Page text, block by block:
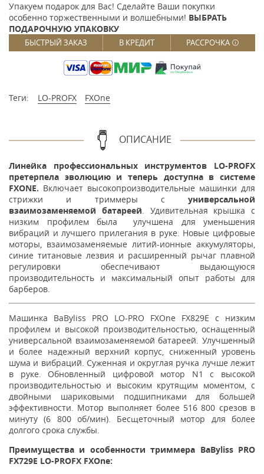
Упакуем подарок для Вас! Сделайте Ваши покупки
особенно торжественными и волшебными! ВЫБРАТЬ
ПОДАРОЧНУЮ УПАКОВКУ
БЫСТРЫЙ ЗАКАЗ В КРЕДИТ РАССРОЧКА
Теги: LO-PROFX FXOne
ОПИСАНИЕ
Линейка профессиональных инструментов LO-PROFX
претерпела эволюцию и теперь доступна в системе
FXONE. Включает высокопроизводительные машинки для
стрижки и триммеры с универсальной
взаимозаменяемой батареей. Удивительная крышка с
низким профилем была улучшена для уменьшения
вибраций и лучшего прилегания в руке. Новые цифровые
моторы, взаимозаменяемые литий-ионные аккумуляторы,
синие титановые лезвия и расширенный рычаг плавной
регулировки обеспечивают выдающуюся
производительность и максимальный опыт работы для
барберов.
Машинка BaByliss PRO LO-PRO FXOne FX829E с низким
профилем и высокой производительностью, оснащенный
универсальной взаимозаменяемой батареей. Улучшенный
и более надежный верхний корпус, сниженный уровень
шума и вибраций. Суженная и округлая ручка лучше лежит
в руке. Обновленный цифровой мотор N1 с высокой
производительностью и высоким крутящим моментом, с
двойными шариковыми подшипниками для большей
эффективности. Мотор выполняет более 516 800 срезов в
минуту (6 800 об/мин). Бесщеточный мотор для более
долгого срока службы.
Преимущества и особенности триммера BaByliss PRO
FX729E LO-PROFX FXOne: